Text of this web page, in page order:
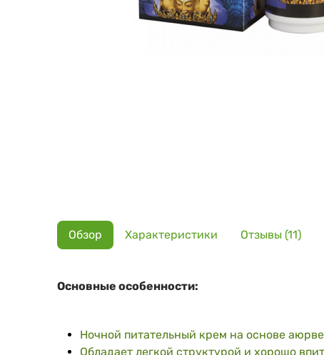
Обзор Характеристики Отзывы (11)
Основные особенности:
Ночной питательный крем на основе
Обладает легкой структурой и хорошо